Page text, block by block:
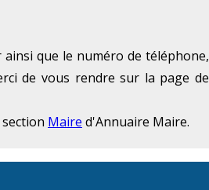
que le numéro de téléphone,
de vous rendre sur la page de
Maire d'Annuaire Maire.